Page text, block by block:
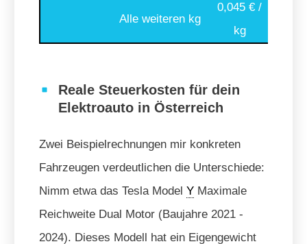
Alle weiteren kg
0,045 € /
kg
Reale Steuerkosten für dein
Elektroauto in Österreich
Zwei Beispielrechnungen mir konkreten
Fahrzeugen verdeutlichen die Unterschiede:
Nimm etwa das Tesla Model Y Maximale
Reichweite Dual Motor (Baujahre 2021 -
2024). Dieses Modell hat ein Eigengewicht